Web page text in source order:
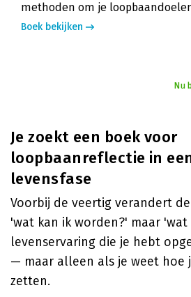
methoden om je
Boek bekijken
Nu
Je zoekt een boek voor
loopbaanreflectie in
levensfase
Voorbij de veertig verandert
'wat kan ik worden?' maar 'wat
levenservaring die je hebt
— maar alleen als je weet hoe
zetten.